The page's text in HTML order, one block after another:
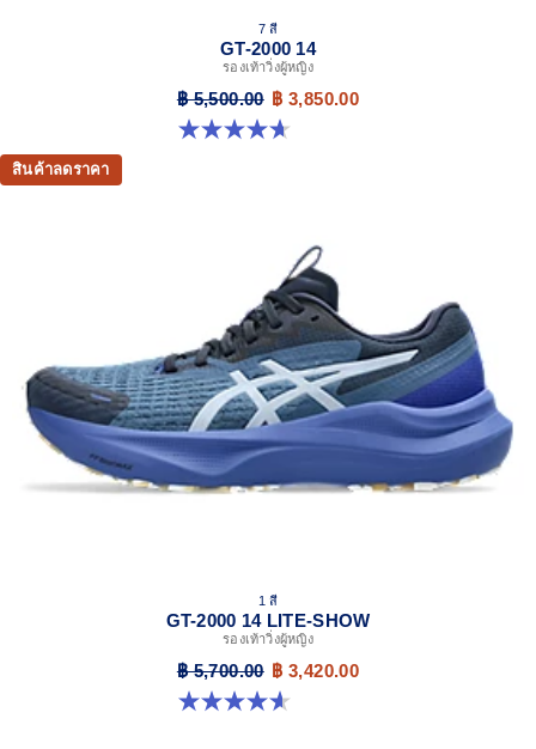
7 สี
GT-2000 14
รองเท้าวิ่งผู้หญิง
฿ 5,500.00 ฿ 3,850.00
4.7 จาก 5 ดาว 162 รีวิว
สินค้าลดราคา
1 สี
GT-2000 14 LITE-SHOW
รองเท้าวิ่งผู้หญิง
฿ 5,700.00 ฿ 3,420.00
4.6 จาก 5 ดาว 5 รีวิว